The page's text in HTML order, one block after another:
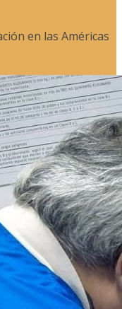
en las Américas